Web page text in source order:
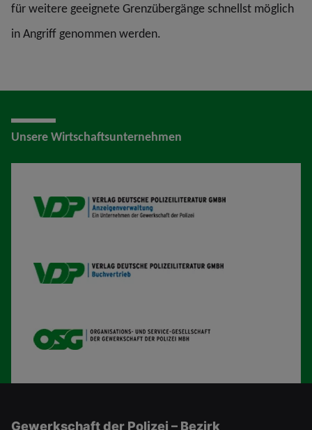
für weitere geeignete Grenzübergänge schnellst möglich
in Angriff genommen werden.
Unsere Wirtschaftsunternehmen
VDP AV
VDP B
OSG
Gewerkschaft der Polizei – Bezirk